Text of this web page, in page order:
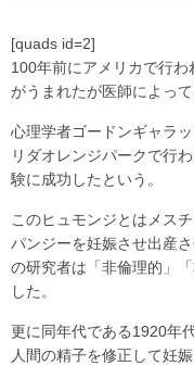
[quads id=2]
100年前にアメリカで行
がうまれたが医師によっ
心理学者ゴードンギャラ
リダオレンジパークで行
験に成功したという。
このヒュモンジとはメス
パンジーを妊娠させ出産
の研究者は「非倫理的」
した。
更に同年代である1920年
人間の精子を修正して妊